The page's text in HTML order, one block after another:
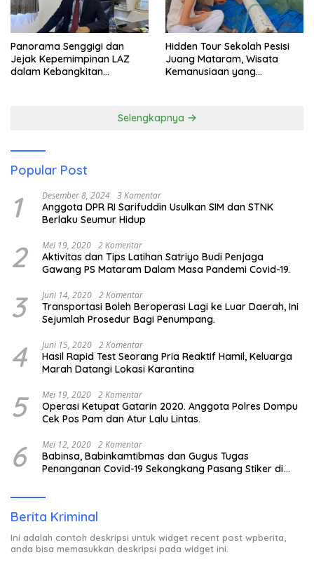
Panorama Senggigi dan
Jejak Kepemimpinan LAZ
dalam Kebangkitan
Hidden Tour Sekolah Pesisi
Juang Mataram, Wisata
Kemanusiaan yang
Selengkapnya
Popular Post
1 Desember 8, 2024 3 Komentar
Anggota DPR RI Sarifuddin Usulkan SIM dan STNK
Berlaku Seumur Hidup
2 Mei 19, 2020 2 Komentar
Aktivitas dan Tips Latihan Satriyo Budi Penjaga
Gawang PS Mataram Dalam Masa Pandemi Covid-19.
3 Juni 14, 2020 2 Komentar
Transportasi Boleh Beroperasi Lagi ke Luar Daerah, Ini
Sejumlah Prosedur Bagi Penumpang.
4 Juni 15, 2020 2 Komentar
Hasil Rapid Test Seorang Pria Reaktif Hamil, Keluarga
Marah Datangi Lokasi Karantina
5 Mei 19, 2020 2 Komentar
Operasi Ketupat Gatarin 2020. Anggota Polres Dompu
Cek Pos Pam dan Atur Lalu Lintas.
6 Mei 12, 2020 2 Komentar
Babinsa, Babinkamtibmas dan Gugus Tugas
Penanganan Covid-19 Sekongkang Pasang Stiker di
Berita Kriminal
Ini adalah contoh deskripsi untuk widget recent post wpberita,
anda bisa memasukkan deskripsi pada widget ini.